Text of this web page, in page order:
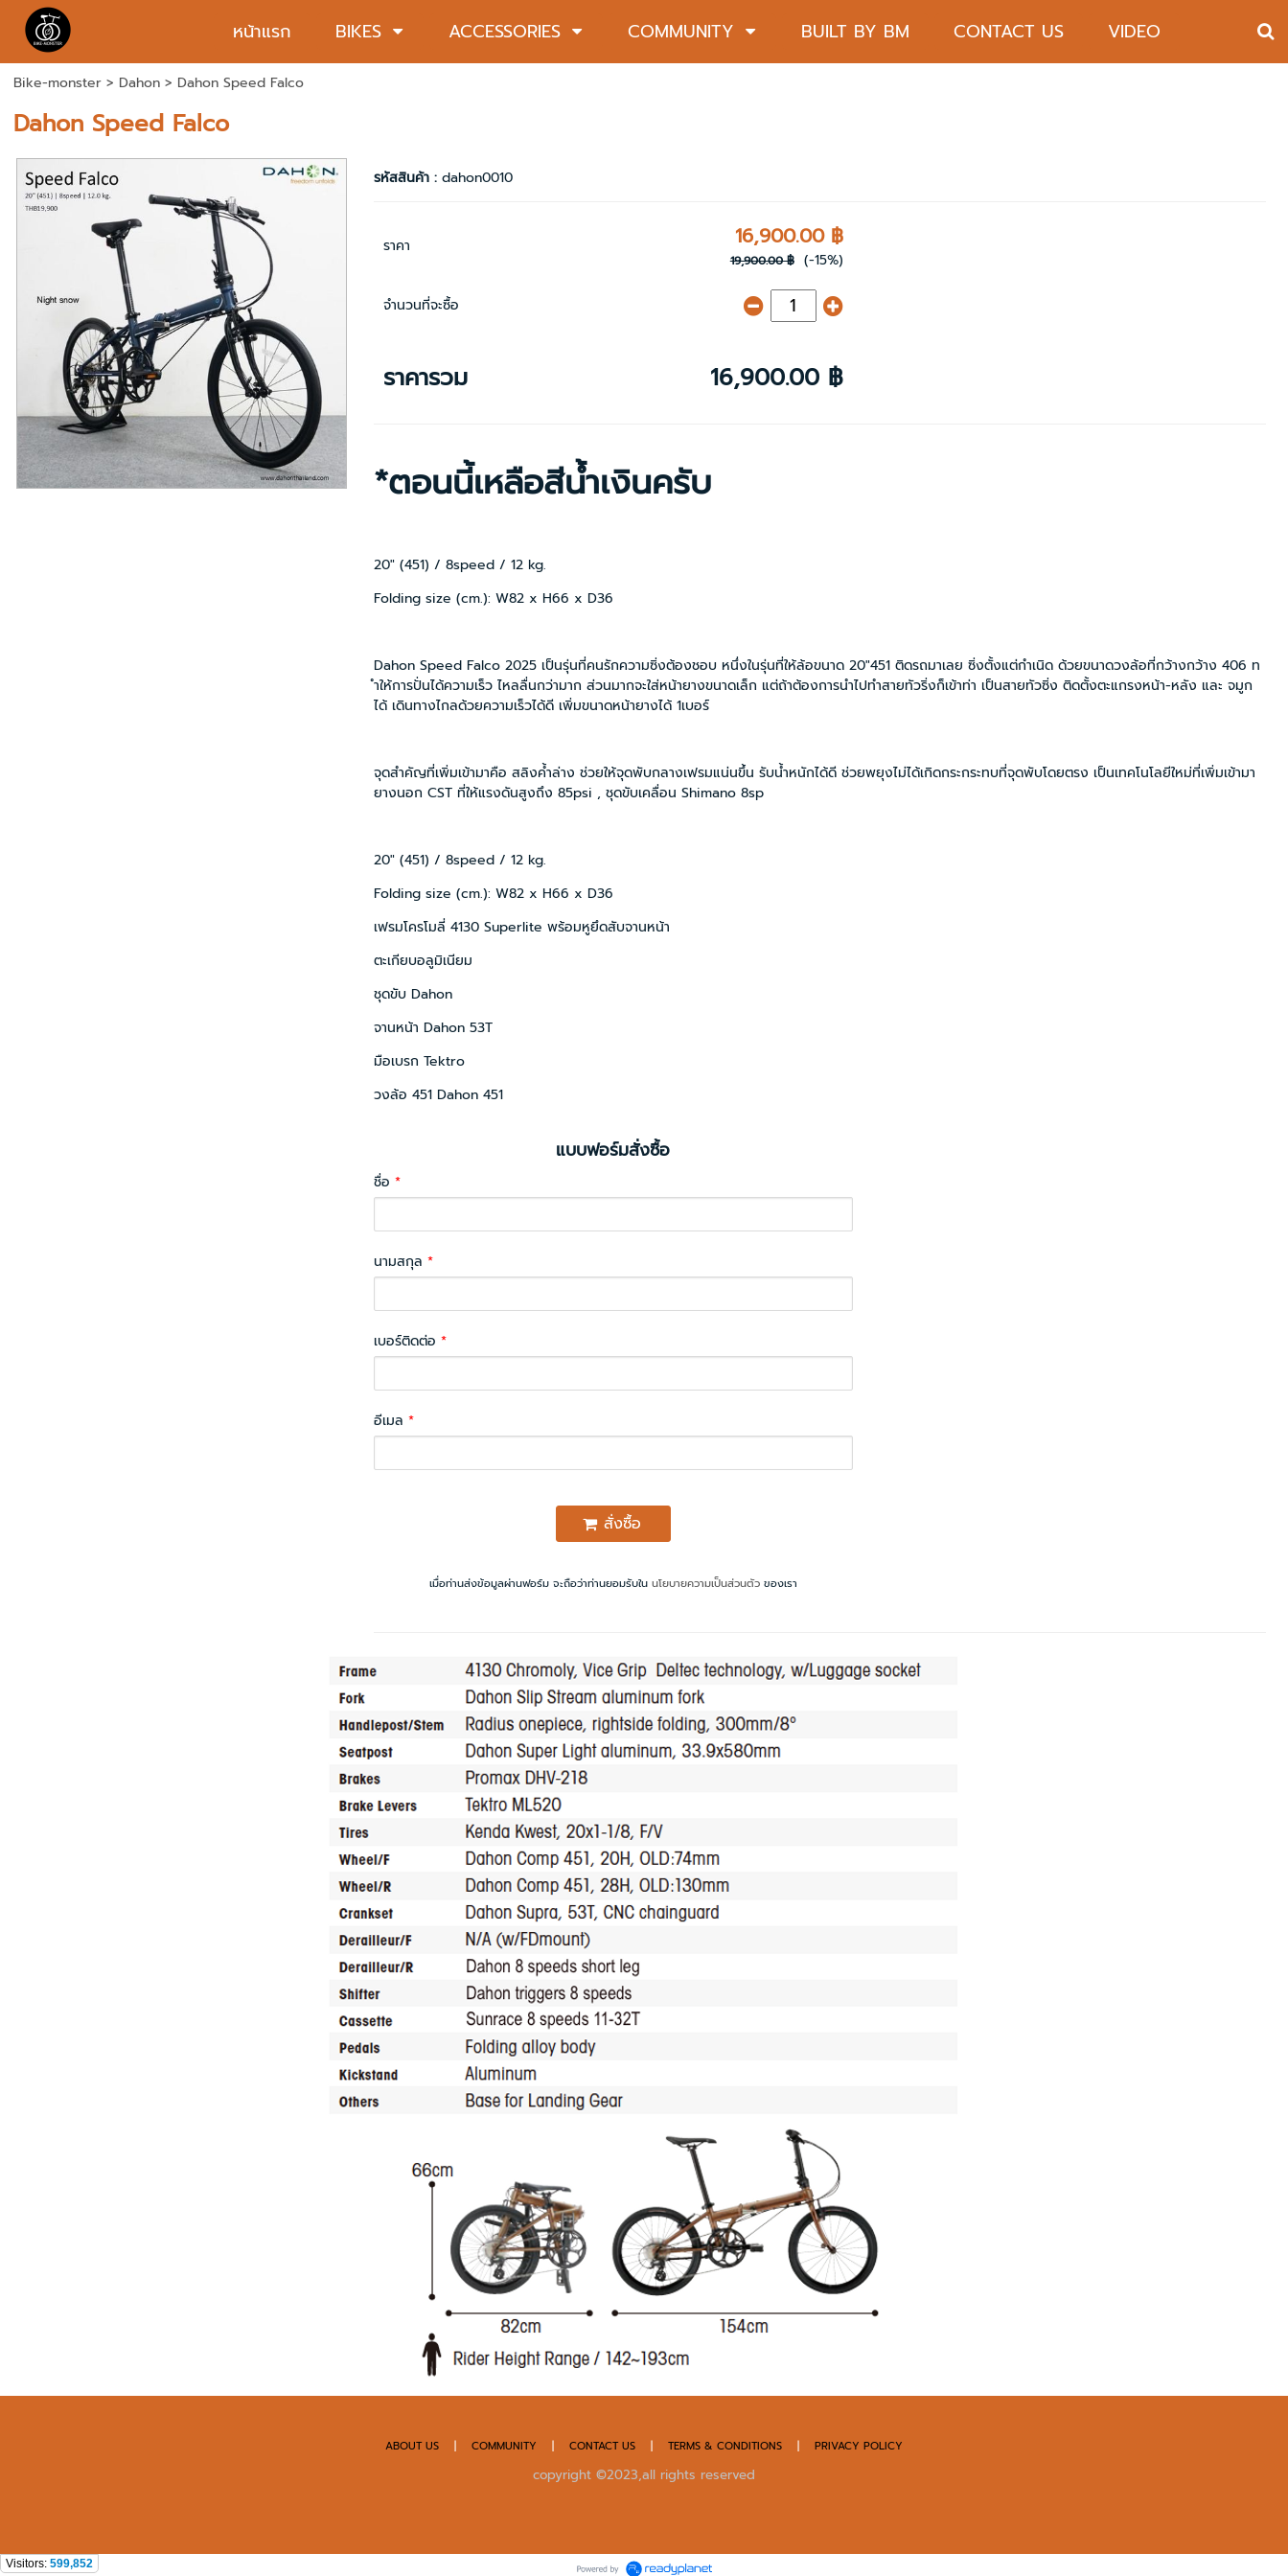
หน้าแรก BIKES ACCESSORIES COMMUNITY BUILT BY BM CONTACT US VIDEO
Bike-monster> Dahon> Dahon Speed Falco
Dahon Speed Falco
รหัสสินค้า : dahon0010
ราคา 16,900.00 ฿
19,900.00 ฿ (-15%)
จำนวนที่จะซื้อ
ราคารวม 16,900.00 ฿
*ตอนนี้เหลือสีน้ำเงินครับ
20" (451) / 8speed / 12 kg.
Folding size (cm.): W82 x H66 x D36
Dahon Speed Falco 2025 เป็นรุ่นที่คนรักความซิ่งต้องชอบ หนึ่งในรุ่นที่ให้ล้อขนาด 20"451 ติดรถมาเลย ซิ่งตั้งแต่กำเนิด ด้วยขนาดวงล้อที่กว้างกว้าง 406 ท
ำให้การปั่นได้ความเร็ว ไหลลื่นกว่ามาก ส่วนมากจะใส่หน้ายางขนาดเล็ก แต่ถ้าต้องการนำไปทำสายทัวริ่งก็เข้าท่า เป็นสายทัวซิ่ง ติดตั้งตะแกรงหน้า-หลัง และ จมูก
ได้ เดินทางไกลด้วยความเร็วได้ดี เพิ่มขนาดหน้ายางได้ 1เบอร์
จุดสำคัญที่เพิ่มเข้ามาคือ สลิงค้ำล่าง ช่วยให้จุดพับกลางเฟรมแน่นขึ้น รับน้ำหนักได้ดี ช่วยพยุงไม่ได้เกิดกระกระทบที่จุดพับโดยตรง เป็นเทคโนโลยีใหม่ที่เพิ่มเข้ามา
ยางนอก CST ที่ให้แรงดันสูงถึง 85psi , ชุดขับเคลื่อน Shimano 8sp
20" (451) / 8speed / 12 kg.
Folding size (cm.): W82 x H66 x D36
เฟรมโครโมลี่ 4130 Superlite พร้อมหูยึดสับจานหน้า
ตะเกียบอลูมิเนียม
ชุดขับ Dahon
จานหน้า Dahon 53T
มือเบรก Tektro
วงล้อ 451 Dahon 451
แบบฟอร์มสั่งซื้อ
ชื่อ *
นามสกุล *
เบอร์ติดต่อ *
อีเมล *
สั่งซื้อ
เมื่อท่านส่งข้อมูลผ่านฟอร์ม จะถือว่าท่านยอมรับใน นโยบายความเป็นส่วนตัวของเรา
ABOUT US | COMMUNITY | CONTACT US | TERMS & CONDITIONS | PRIVACY POLICY
copyright ©2023,all rights reserved
Visitors: 599,852